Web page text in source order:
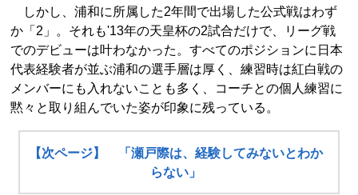
しかし、浦和に所属した2年間で出場した公式戦はわず
か「2」。それも'13年の天皇杯の2試合だけで、リーグ戦
でのデビューは叶わなかった。すべてのポジションに日本
代表経験者が並ぶ浦和の選手層は厚く、練習時は紅白戦の
メンバーにも入れないことも多く、コーチとの個人練習に
黙々と取り組んでいた姿が印象に残っている。
【次ページ】 「瀬戸際は、経験してみないとわか
らない」